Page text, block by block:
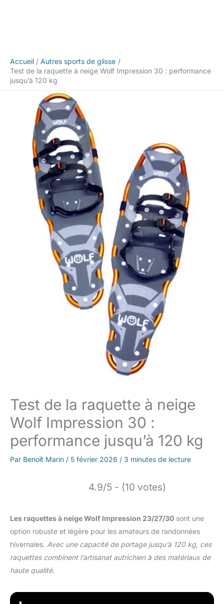
Accueil
Autres sports de glisse
Test de la raquette à neige Wolf Impression 30 : performance
jusqu’à 120 kg
Test de la raquette à neige
Wolf Impression 30 :
performance jusqu’à 120 kg
Par Benoît Marin / 5 février 2026 / 3 minutes de lecture
4.9/5 - (10 votes)
Les raquettes à neige Wolf Impression 23/27/30 sont une
option robuste et légère pour les amateurs de randonnées
hivernales. Avec une capacité de portage jusqu’à 120 kg, ces
raquettes combinent l’artisanat autrichien à des matériaux de
haute qualité.